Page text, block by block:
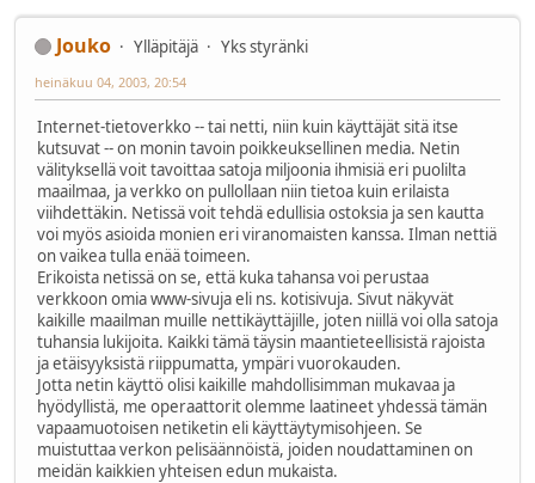
Jouko Ylläpitäjä Yks styränki
heinäkuu 04, 2003, 20:54
Internet-tietoverkko -- tai netti, niin kuin käyttäjät sitä itse
kutsuvat -- on monin tavoin poikkeuksellinen media. Netin
välityksellä voit tavoittaa satoja miljoonia ihmisiä eri puolilta
maailmaa, ja verkko on pullollaan niin tietoa kuin erilaista
viihdettäkin. Netissä voit tehdä edullisia ostoksia ja sen kautta
voi myös asioida monien eri viranomaisten kanssa. Ilman nettiä
on vaikea tulla enää toimeen.
Erikoista netissä on se, että kuka tahansa voi perustaa
verkkoon omia www-sivuja eli ns. kotisivuja. Sivut näkyvät
kaikille maailman muille nettikäyttäjille, joten niillä voi olla satoja
tuhansia lukijoita. Kaikki tämä täysin maantieteellisistä rajoista
ja etäisyyksistä riippumatta, ympäri vuorokauden.
Jotta netin käyttö olisi kaikille mahdollisimman mukavaa ja
hyödyllistä, me operaattorit olemme laatineet yhdessä tämän
vapaamuotoisen netiketin eli käyttäytymisohjeen. Se
muistuttaa verkon pelisäännöistä, joiden noudattaminen on
meidän kaikkien yhteisen edun mukaista.